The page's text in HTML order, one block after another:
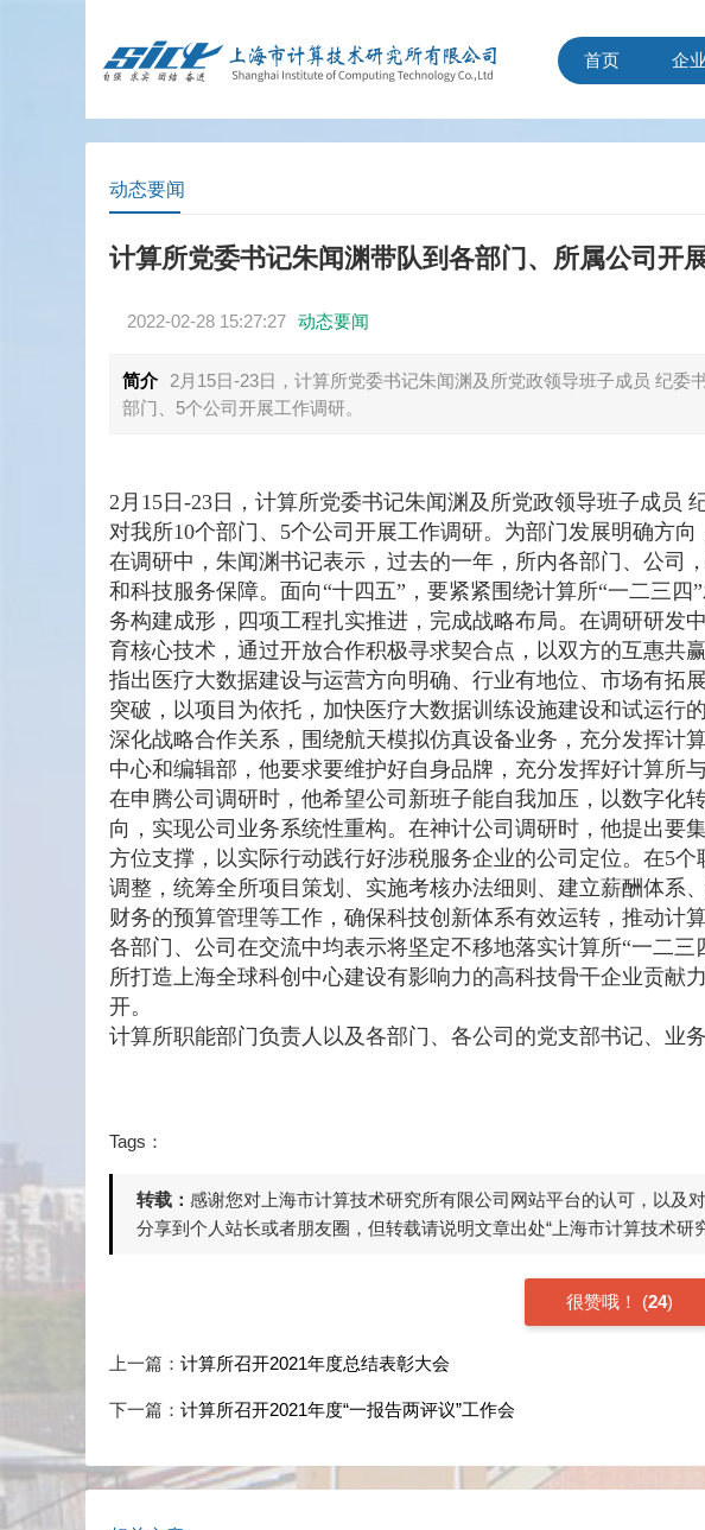
首页 企
动态要闻
计算所党委书记朱闻渊带队到各部门、所属公司开
2022-02-28 15:27:27 动态要闻
简介
2月15日-23日，计算所党委书记朱闻渊及所党政领导班子成员 纪委
部门、5个公司开展工作调研。
2月15日-23日，计算所党委书记朱闻渊及所党政领导班子成员
对我所10个部门、5个公司开展工作调研。为部门发展明确方向
在调研中，朱闻渊书记表示，过去的一年，所内各部门、公司
和科技服务保障。面向“十四五”，要紧紧围绕计算所“一二三
务构建成形，四项工程扎实推进，完成战略布局。在调研研发
育核心技术，通过开放合作积极寻求契合点，以双方的互惠共
指出医疗大数据建设与运营方向明确、行业有地位、市场有拓
突破，以项目为依托，加快医疗大数据训练设施建设和试运行
深化战略合作关系，围绕航天模拟仿真设备业务，充分发挥计
中心和编辑部，他要求要维护好自身品牌，充分发挥好计算所
在申腾公司调研时，他希望公司新班子能自我加压，以数字化
向，实现公司业务系统性重构。在神计公司调研时，他提出要
方位支撑，以实际行动践行好涉税服务企业的公司定位。在5
调整，统筹全所项目策划、实施考核办法细则、建立薪酬体系
财务的预算管理等工作，确保科技创新体系有效运转，推动计
各部门、公司在交流中均表示将坚定不移地落实计算所“一二
所打造上海全球科创中心建设有影响力的高科技骨干企业贡献
开。
计算所职能部门负责人以及各部门、各公司的党支部书记、业
Tags：
转载： 感谢您对上海市计算技术研究所有限公司网站平台的认可，以及
分享到个人站长或者朋友圈，但转载请说明文章出处“上海市计算技术研
很赞哦！ (24)
上一篇： 计算所召开2021年度总结表彰大会
下一篇： 计算所召开2021年度“一报告两评议”工作会